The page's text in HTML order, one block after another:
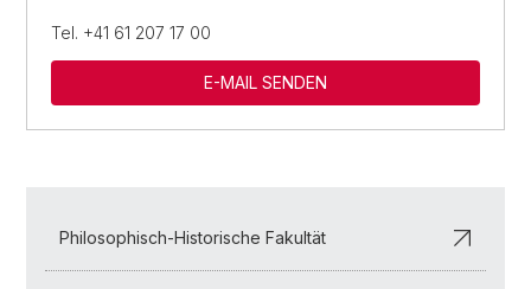
Tel. +41 61 207 17 00
E-MAIL SENDEN
Philosophisch-Historische Fakultät